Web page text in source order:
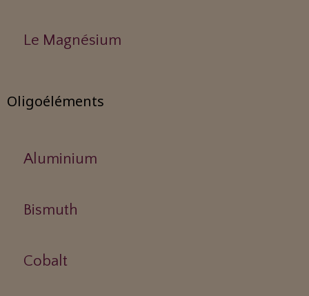
Le Magnésium
Oligoéléments
Aluminium
Bismuth
Cobalt